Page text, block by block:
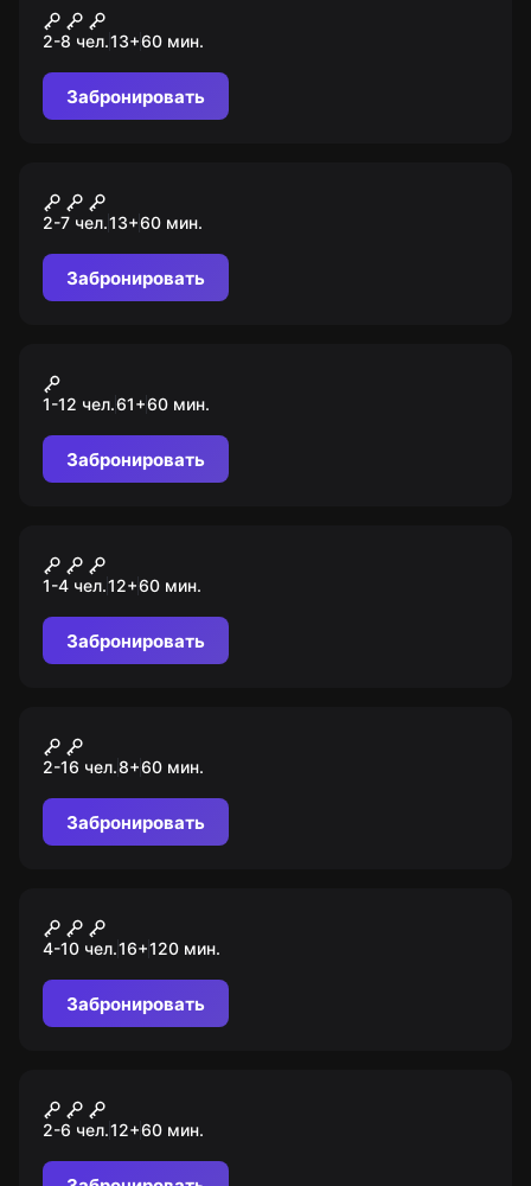
Звонок
2-8 чел.13+60 мин.
Забронировать
Ферма Остинов
2-7 чел.13+60 мин.
Забронировать
Дом с призраками
1-12 чел.61+60 мин.
Забронировать
Колония: код красный
1-4 чел.12+60 мин.
Забронировать
Леди Баг и Суперкот
2-16 чел.8+60 мин.
Забронировать
Полная ребусня
4-10 чел.16+120 мин.
Забронировать
Вирус Z
2-6 чел.12+60 мин.